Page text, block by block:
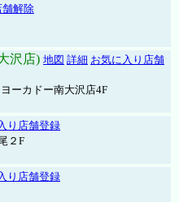
舗解除
沢店) 地図 詳細 お気に入り店舗
ーカドー南大沢店4F
り店舗登録
２F
り店舗登録